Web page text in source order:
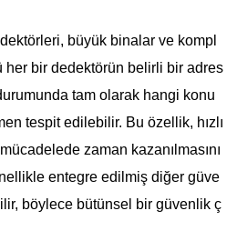
büyük binalar ve kompl
bir dedektörün belirli bir adres
tam olarak hangi konu
tespit edilebilir. Bu özellik, hızlı
zaman kazanılmasını
entegre edilmiş diğer güve
böylece bütünsel bir güvenlik ç